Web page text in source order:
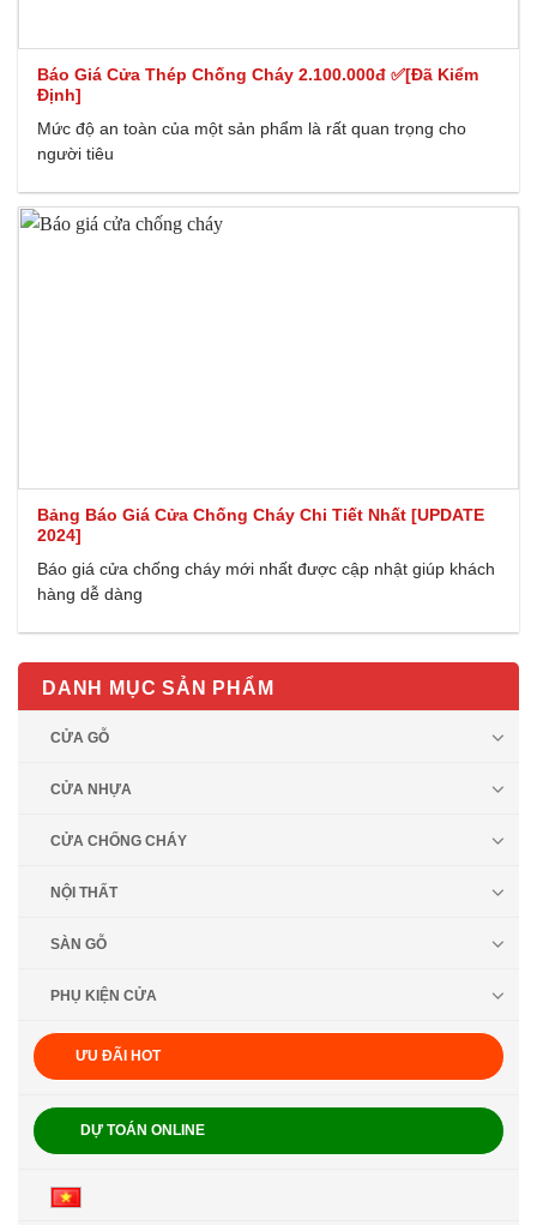
Báo Giá Cửa Thép Chống Cháy 2.100.000đ ✅[Đã Kiểm
Định]
Mức độ an toàn của một sản phẩm là rất quan trọng cho
người tiêu
Bảng Báo Giá Cửa Chống Cháy Chi Tiết Nhất [UPDATE
2024]
Báo giá cửa chống cháy mới nhất được cập nhật giúp khách
hàng dễ dàng
DANH MỤC SẢN PHẨM
CỬA GỖ
CỬA NHỰA
CỬA CHỐNG CHÁY
NỘI THẤT
SÀN GỖ
PHỤ KIỆN CỬA
ƯU ĐÃI HOT
DỰ TOÁN ONLINE